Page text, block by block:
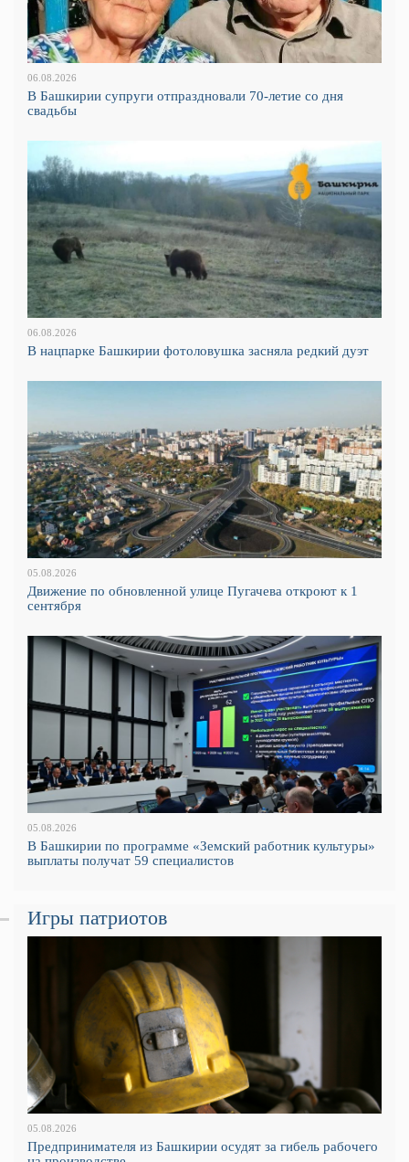
06.08.2026
В Башкирии супруги отпраздновали 70-летие со дня
свадьбы
06.08.2026
В нацпарке Башкирии фотоловушка засняла редкий дуэт
05.08.2026
Движение по обновленной улице Пугачева откроют к 1
сентября
05.08.2026
В Башкирии по программе «Земский работник культуры»
выплаты получат 59 специалистов
Игры патриотов
05.08.2026
Предпринимателя из Башкирии осудят за гибель рабочего